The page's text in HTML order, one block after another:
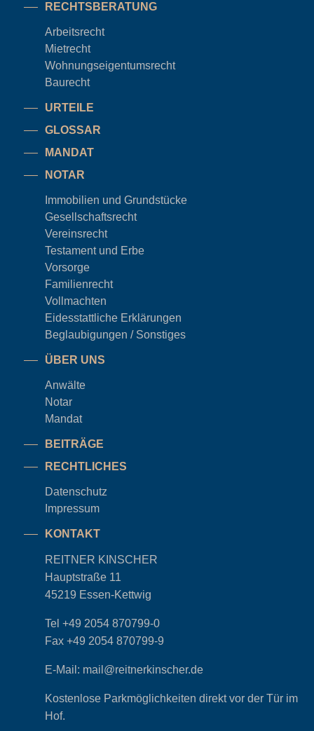
RECHTSBERATUNG
Arbeitsrecht
Mietrecht
Wohnungseigentumsrecht
Baurecht
URTEILE
GLOSSAR
MANDAT
NOTAR
Immobilien und Grundstücke
Gesellschaftsrecht
Vereinsrecht
Testament und Erbe
Vorsorge
Familienrecht
Vollmachten
Eidesstattliche Erklärungen
Beglaubigungen / Sonstiges
ÜBER UNS
Anwälte
Notar
Mandat
BEITRÄGE
RECHTLICHES
Datenschutz
Impressum
KONTAKT
REITNER KINSCHER
Hauptstraße 11
45219 Essen-Kettwig
Tel +49 2054 870799-0
Fax +49 2054 870799-9
E-Mail: mail@reitnerkinscher.de
Kostenlose Parkmöglichkeiten direkt vor der Tür im
Hof.